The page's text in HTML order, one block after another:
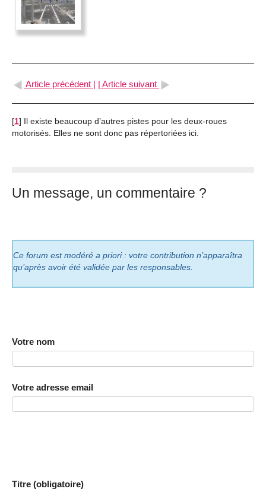
Article précédent | | Article suivant
[1]
Il existe beaucoup d’autres pistes pour les deux-roues
motorisés. Elles ne sont donc pas répertoriées ici.
Un message, un commentaire ?
Ce forum est modéré a priori : votre contribution n’apparaîtra
qu’après avoir été validée par les responsables.
Votre nom
Votre adresse email
Titre (obligatoire)